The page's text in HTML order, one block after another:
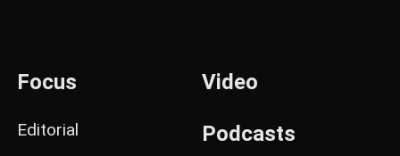
Focus
Editorial
Video
Podcasts